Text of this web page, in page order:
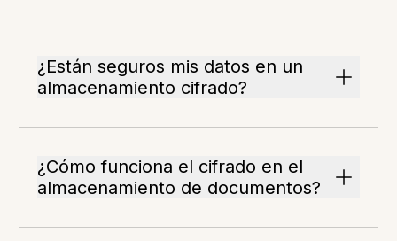
¿Están seguros mis datos en un
almacenamiento cifrado?
¿Cómo funciona el cifrado en el
almacenamiento de documentos?